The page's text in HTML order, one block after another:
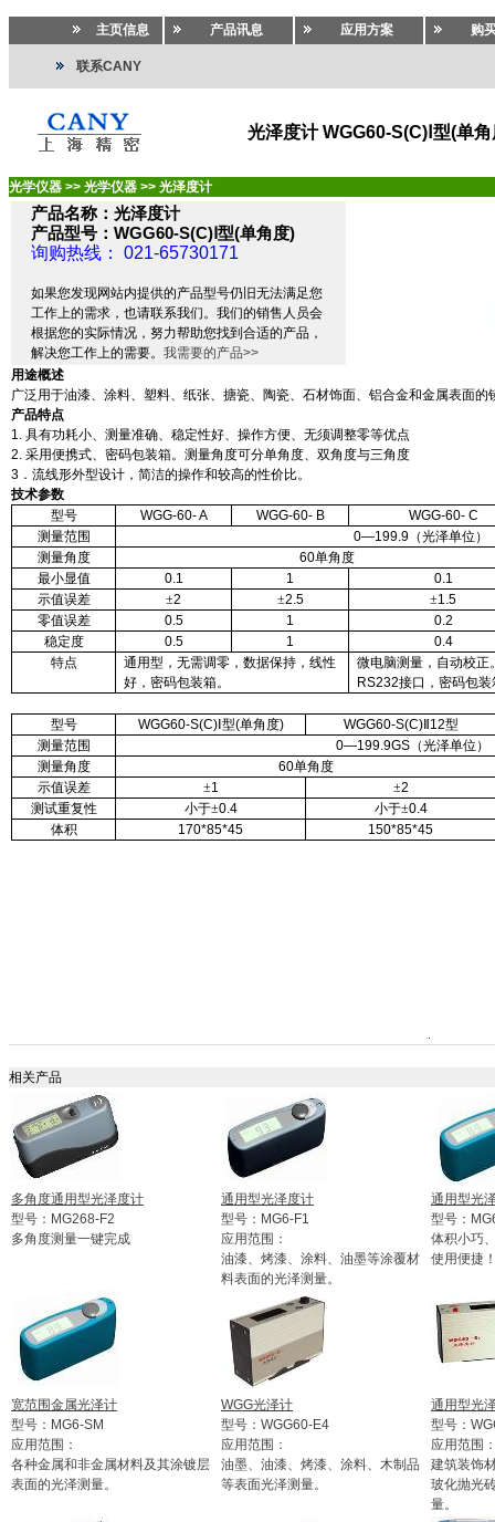
主页信息 产品讯息 应用方案 购
联系CANY
光泽度计 WGG60-S(C)Ⅰ型(单
光学仪器 >> 光学仪器 >> 光泽度计
产品名称：光泽度计
产品型号：WGG60-S(C)Ⅰ型(单角度)
询购热线： 021-65730171
如果您发现网站内提供的产品型号仍旧无法满足您
工作上的需求，也请联系我们。我们的销售人员会
根据您的实际情况，努力帮助您找到合适的产品，
解决您工作上的需要。 我需要的产品>>
用途概述
广泛用于油漆、涂料、塑料、纸张、搪瓷、陶瓷、石材饰面、铝合金和金属表面的
产品特点
1. 具有功耗小、测量准确、稳定性好、操作方便、无须调整零等优点
2. 采用便携式、密码包装箱。测量角度可分单角度、双角度与三角度
3 ．流线形外型设计，简洁的操作和较高的性价比。
技术参数
型号
WGG-60- A WGG-60- B
WGG-60- C
测量范围
0—199.9 （光泽单位）
测量角度
60单角度
最小显值
0.1 1
0.1
示值误差
±2 ±2.5 ±1.5
零值误差
0.5 1
0.2
稳定度
0.5 1
0.4
特点
通用型，无需调零，数据保持，线性
好，密码包装箱。
微电脑测量，自动校正
RS232接口，密码包装
型号 WGG60-S(C)Ⅰ型(单角度) WGG60-S(C)Ⅱ 12型
测量范围
0—199.9GS （光泽单位）
测量角度
60单角度
示值误差
±1 ±2
测试重复性
小于±0.4 小于±0.4
体积
170*85*45 150*85*45
相关产品
多角度通用型光泽度计
型号：MG268-F2
多角度测量一键完成
通用型光泽度计
型号：MG6-F1
应用范围：
油漆、烤漆、涂料、油墨等涂覆材
料表面的光泽测量。
通用型光
型号：
体积小巧
使用便捷
宽范围金属光泽计
型号：MG6-SM
应用范围：
各种金属和非金属材料及其涂镀层
表面的光泽测量。
WGG光泽计
型号：WGG60-E4
应用范围：
油墨、油漆、烤漆、涂料、木制品
等表面光泽测量。
通用型光
型号：
应用范围
建筑装饰
玻化抛光
量。